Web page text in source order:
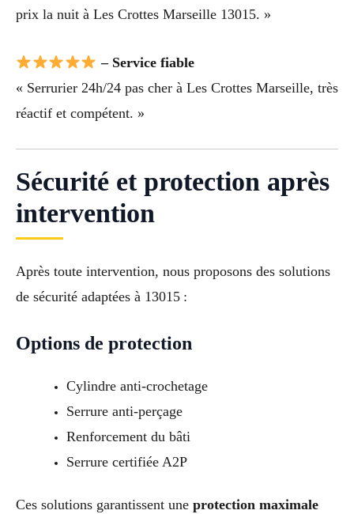
prix la nuit à Les Crottes Marseille 13015. »
– Service fiable
« Serrurier 24h/24 pas cher à Les Crottes Marseille, très
réactif et compétent. »
Sécurité et protection après
intervention
Après toute intervention, nous proposons des solutions
de sécurité adaptées à 13015 :
Options de protection
Cylindre anti-crochetage
Serrure anti-perçage
Renforcement du bâti
Serrure certifiée A2P
Ces solutions garantissent une protection maximale